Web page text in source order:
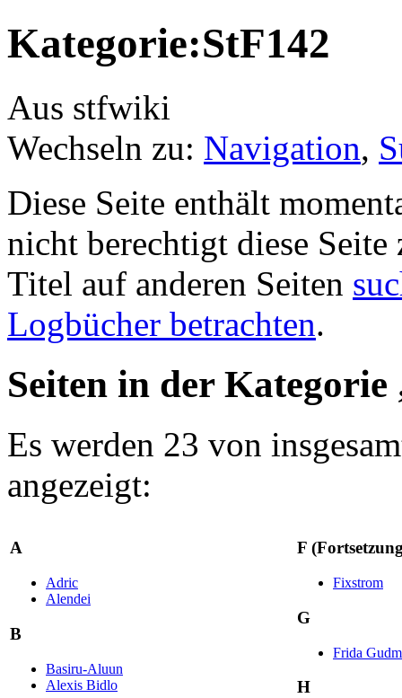
Kategorie:StF142
Aus stfwiki
Wechseln zu: Navigation,
Diese Seite enthält
nicht berechtigt diese
Titel auf anderen Seiten
Logbücher betrachten.
Seiten in der Kategorie
Es werden 23 von
angezeigt:
A
Adric
Alendei
B
Basiru-Aluun
Alexis Bidlo
F
Fixstrom
G
Frida
H